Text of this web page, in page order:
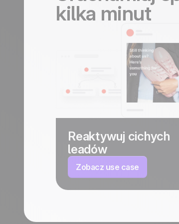
kilka minut
Reaktywuj cichych
leadów
Zobacz use case